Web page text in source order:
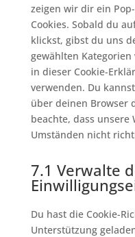
zeigen wir dir ein
Cookies. Sobald du
klickst, gibst du uns
gewählten
in dieser Cookie-
verwenden. Du
über deinen Browser
beachte, dass
Umständen nicht
7.1 Verwalte
Du hast die Cookie-
Unterstützung